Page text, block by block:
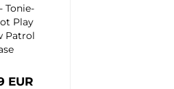
To­nie­
Play
Pa­trol
EUR